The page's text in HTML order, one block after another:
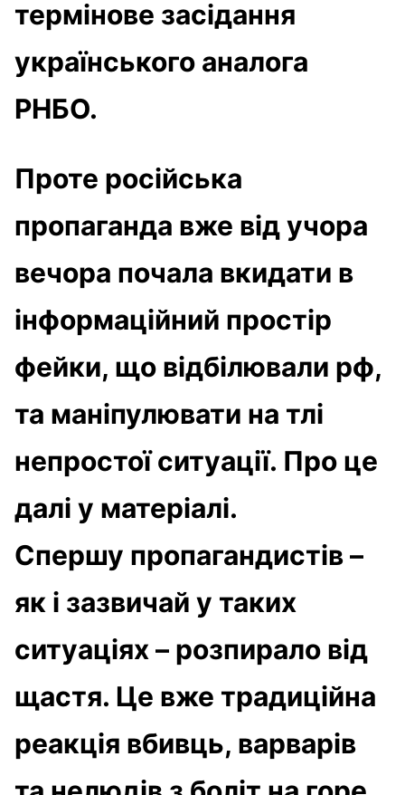
термінове засідання
українського аналога
РНБО.
Проте російська
пропаганда вже від учора
вечора почала вкидати в
інформаційний простір
фейки, що відбілювали рф,
та маніпулювати на тлі
непростої ситуації. Про це
далі у матеріалі.
Спершу пропагандистів –
як і зазвичай у таких
ситуаціях – розпирало від
щастя. Це вже традиційна
реакція вбивць, варварів